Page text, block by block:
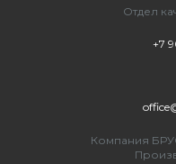
Компания
Отдел
+7